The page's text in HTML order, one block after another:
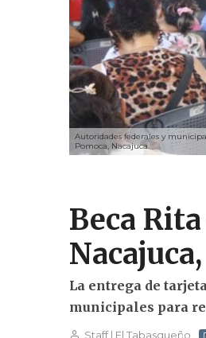
Autoridades federales y
Pomoca, Nacajuca.
Beca
La entrega de
municipales para
Staff | El Tabasqueño